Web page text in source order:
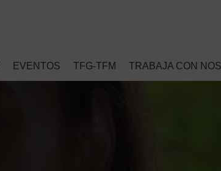
EVENTOS TFG-TFM TRABAJA CON